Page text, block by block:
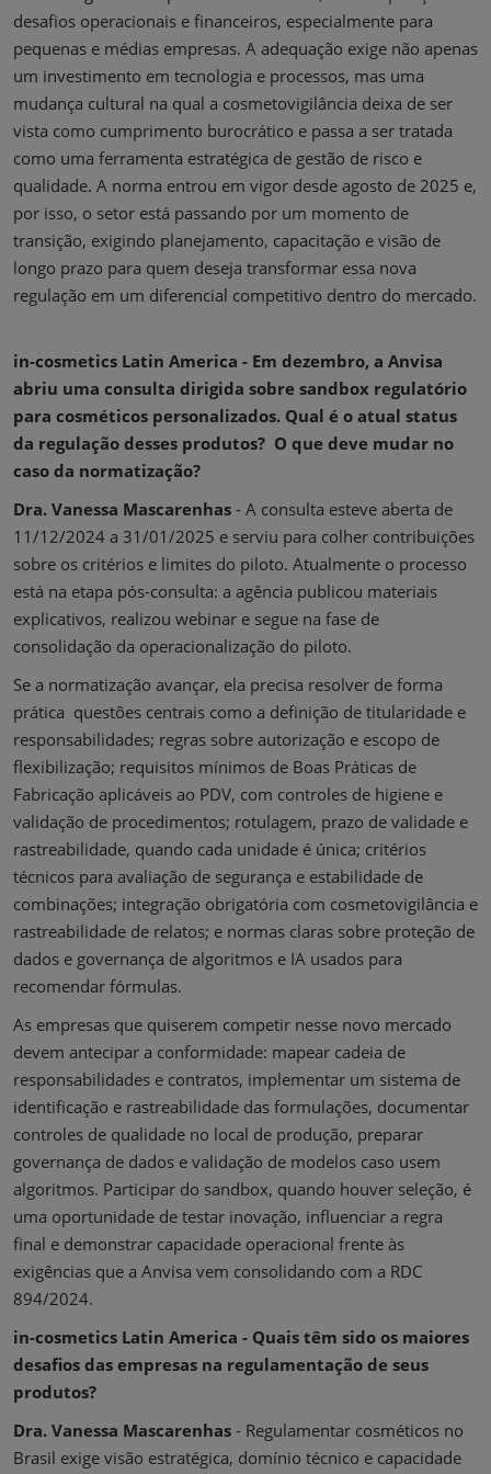
desafios operacionais e financeiros, especialmente para
pequenas e médias empresas. A adequação exige não apenas
um investimento em tecnologia e processos, mas uma
mudança cultural na qual a cosmetovigilância deixa de ser
vista como cumprimento burocrático e passa a ser tratada
como uma ferramenta estratégica de gestão de risco e
qualidade. A norma entrou em vigor desde agosto de 2025 e,
por isso, o setor está passando por um momento de
transição, exigindo planejamento, capacitação e visão de
longo prazo para quem deseja transformar essa nova
regulação em um diferencial competitivo dentro do mercado.
in-cosmetics Latin America - Em dezembro, a Anvisa
abriu uma consulta dirigida sobre sandbox regulatório
para cosméticos personalizados. Qual é o atual status
da regulação desses produtos? O que deve mudar no
caso da normatização?
Dra. Vanessa Mascarenhas - A consulta esteve aberta de
11/12/2024 a 31/01/2025 e serviu para colher contribuições
sobre os critérios e limites do piloto. Atualmente o processo
está na etapa pós-consulta: a agência publicou materiais
explicativos, realizou webinar e segue na fase de
consolidação da operacionalização do piloto.
Se a normatização avançar, ela precisa resolver de forma
prática questões centrais como a definição de titularidade e
responsabilidades; regras sobre autorização e escopo de
flexibilização; requisitos mínimos de Boas Práticas de
Fabricação aplicáveis ao PDV, com controles de higiene e
validação de procedimentos; rotulagem, prazo de validade e
rastreabilidade, quando cada unidade é única; critérios
técnicos para avaliação de segurança e estabilidade de
combinações; integração obrigatória com cosmetovigilância e
rastreabilidade de relatos; e normas claras sobre proteção de
dados e governança de algoritmos e IA usados para
recomendar fórmulas.
As empresas que quiserem competir nesse novo mercado
devem antecipar a conformidade: mapear cadeia de
responsabilidades e contratos, implementar um sistema de
identificação e rastreabilidade das formulações, documentar
controles de qualidade no local de produção, preparar
governança de dados e validação de modelos caso usem
algoritmos. Participar do sandbox, quando houver seleção, é
uma oportunidade de testar inovação, influenciar a regra
final e demonstrar capacidade operacional frente às
exigências que a Anvisa vem consolidando com a RDC
894/2024.
in-cosmetics Latin America - Quais têm sido os maiores
desafios das empresas na regulamentação de seus
produtos?
Dra. Vanessa Mascarenhas - Regulamentar cosméticos no
Brasil exige visão estratégica, domínio técnico e capacidade